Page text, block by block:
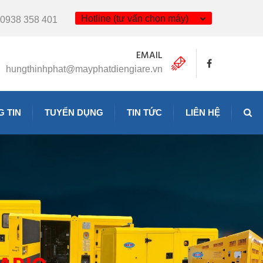
Hotline (tư vấn chọn máy)
0938 358 401
EMAIL
hungthinhphat@mayphatdiengiare.vn
TIN TUYỂN DỤNG TIN TỨC LIÊN HỆ